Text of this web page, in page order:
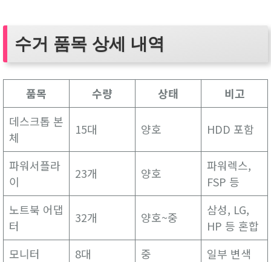
수거 품목 상세 내역
품목 수량 상태
비고
데스크톱 본
체
15대 양호 HDD 포함
파워서플라
이
23개 양호
파워렉스,
FSP 등
노트북 어댑
터
32개 양호~중
삼성, LG,
HP 등 혼합
모니터
8대 중
일부 변색